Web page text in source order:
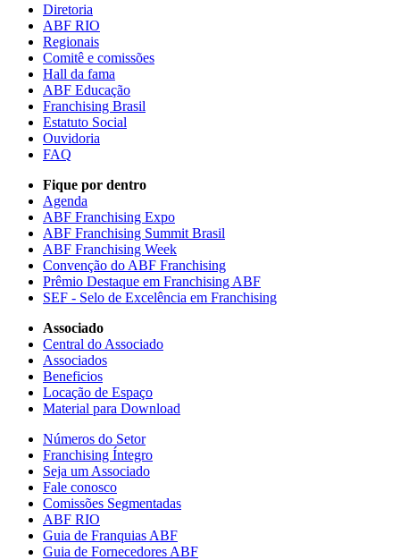
Diretoria
ABF RIO
Regionais
Comitê e comissões
Hall da fama
ABF Educação
Franchising Brasil
Estatuto Social
Ouvidoria
FAQ
Fique por dentro
Agenda
ABF Franchising Expo
ABF Franchising Summit Brasil
ABF Franchising Week
Convenção do ABF Franchising
Prêmio Destaque em Franchising ABF
SEF - Selo de Excelência em Franchising
Associado
Central do Associado
Associados
Beneficios
Locação de Espaço
Material para Download
Números do Setor
Franchising Íntegro
Seja um Associado
Fale conosco
Comissões Segmentadas
ABF RIO
Guia de Franquias ABF
Guia de Fornecedores ABF